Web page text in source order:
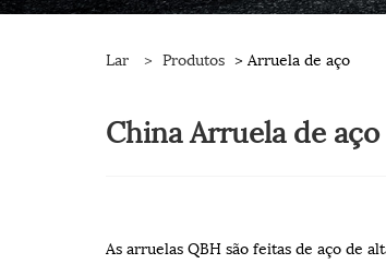
Lar > Produtos > Arruela de aço
China Arruela de
As arruelas QBH são feitas de aço de